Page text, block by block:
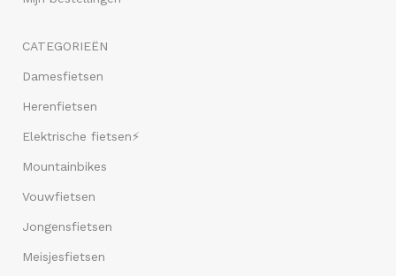
CATEGORIEËN
Damesfietsen
Herenfietsen
Elektrische fietsen⚡
Mountainbikes
Vouwfietsen
Jongensfietsen
Meisjesfietsen